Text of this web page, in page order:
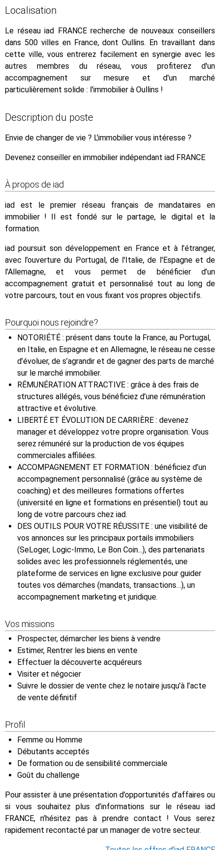
Localisation
Le réseau iad FRANCE recherche de nouveaux conseillers
dans 500 villes en France, dont Oullins. En travaillant dans
cette ville, vous entrerez facilement en synergie avec les
autres membres du réseau, vous profiterez d'un
accompagnement sur mesure et d'un marché
particulièrement solide : l'immobilier à Oullins !
Description du poste
Envie de changer de vie ? L'immobilier vous intéresse ?
Devenez conseiller en immobilier indépendant iad FRANCE
À propos de iad
iad est le premier réseau français de mandataires en
immobilier ! Il est fondé sur le partage, le digital et la
formation.
iad poursuit son développement en France et à l’étranger,
avec l’ouverture du Portugal, de l'Italie, de l'Espagne et de
l'Allemagne, et vous permet de bénéficier d’un
accompagnement gratuit et personnalisé tout au long de
votre parcours, tout en vous fixant vos propres objectifs.
Pourquoi nous rejoindre?
NOTORIÉTÉ : présent dans toute la France, au Portugal,
en Italie, en Espagne et en Allemagne, le réseau ne cesse
d’évoluer, de s’agrandir et de gagner des parts de marché
sur le marché immobilier.
RÉMUNÉRATION ATTRACTIVE : grâce à des frais de
structures allégés, vous bénéficiez d’une rémunération
attractive et évolutive.
LIBERTÉ ET ÉVOLUTION DE CARRIÈRE : devenez
manager et développez votre propre organisation. Vous
serez rémunéré sur la production de vos équipes
commerciales affiliées.
ACCOMPAGNEMENT ET FORMATION : bénéficiez d’un
accompagnement personnalisé (grâce au système de
coaching) et des meilleures formations offertes
(université en ligne et formations en présentiel) tout au
long de votre parcours chez iad.
DES OUTILS POUR VOTRE RÉUSSITE : une visibilité de
vos annonces sur les principaux portails immobiliers
(SeLoger, Logic-Immo, Le Bon Coin...), des partenariats
solides avec les professionnels réglementés, une
plateforme de services en ligne exclusive pour guider
toutes vos démarches (mandats, transactions…), un
accompagnement marketing et juridique.
Vos missions
Prospecter, démarcher les biens à vendre
Estimer, Rentrer les biens en vente
Effectuer la découverte acquéreurs
Visiter et négocier
Suivre le dossier de vente chez le notaire jusqu’à l’acte
de vente définitif
Profil
Femme ou Homme
Débutants acceptés
De formation ou de sensibilité commerciale
Goût du challenge
Pour assister à une présentation d’opportunités d’affaires ou
si vous souhaitez plus d’informations sur le réseau iad
FRANCE, n’hésitez pas à prendre contact ! Vous serez
rapidement recontacté par un manager de votre secteur.